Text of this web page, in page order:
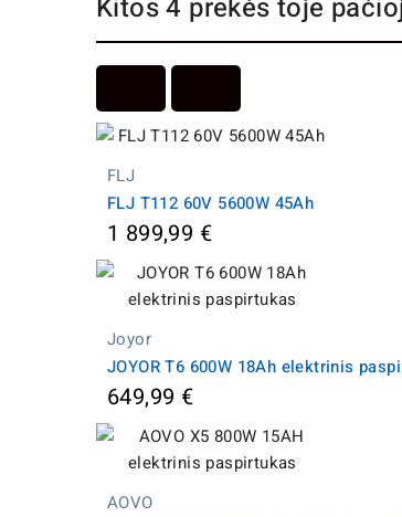
Kitos 4 prekės toje
FLJ
FLJ T112 60V 5600W 45Ah
1 899,99 €
Joyor
JOYOR T6 600W 18Ah elektrinis
649,99 €
AOVO